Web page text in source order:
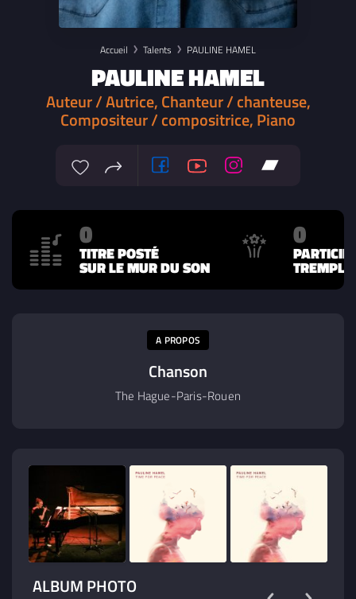
Accueil Talents PAULINE HAMEL
PAULINE HAMEL
Auteur / Autrice, Chanteur / chanteuse,
Compositeur / compositrice, Piano
0
TITRE POSTÉ
SUR LE MUR DU SON
0
A PROPOS
Chanson
The Hague-Paris-Rouen
ALBUM PHOTO